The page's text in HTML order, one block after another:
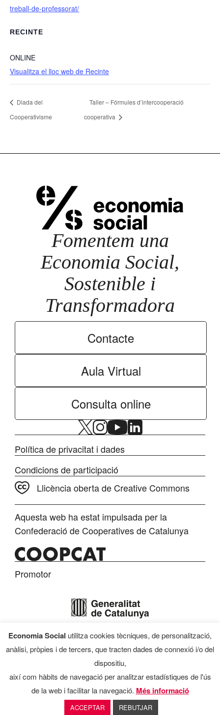
treball-de-professorat/
RECINTE
ONLINE
Visualitza el lloc web de Recinte
Diada del
Cooperativisme
Taller – Fórmules d’intercooperació
cooperativa
Fomentem una
Economia Social,
Sostenible i
Transformadora
Contacte
Aula Virtual
Consulta online
Política de privacitat i dades
Condicions de participació
Llicència oberta de Creative Commons
Aquesta web ha estat impulsada per la
Confederació de Cooperatives de Catalunya
Promotor
Finançament
Programa d’Economia Social, 2026
Economia Social utilitza cookies tècniques, de personalització,
anàlisi, pròpies i de tercers, que tracten dades de connexió i/o del
dispositiu,
així com hàbits de navegació per analitzar estadístiques de l'ús
de la web i facilitar la navegació. Més informació
ACCEPTAR REBUTJAR